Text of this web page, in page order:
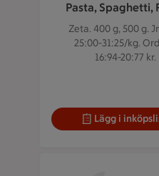
Pasta, Spaghetti,
Zeta. 400 g, 500 g.
25:00-31:25/kg.
16:94-20:77 kr.
Lägg i